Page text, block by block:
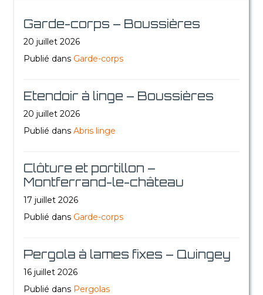
Garde-corps – Boussières
20 juillet 2026
Publié dans Garde-corps
Etendoir à linge – Boussières
20 juillet 2026
Publié dans Abris linge
Clôture et portillon –
Montferrand-le-château
17 juillet 2026
Publié dans Garde-corps
Pergola à lames fixes – Quingey
16 juillet 2026
Publié dans Pergolas